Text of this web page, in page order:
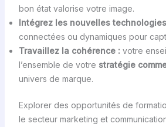
bon état valorise votre image.
Intégrez les nouvelles
connectées ou dynamiques pour
Travaillez la cohérence : votre
l’ensemble de votre stratégie
univers de marque.
Explorer des opportunités de
le secteur marketing et